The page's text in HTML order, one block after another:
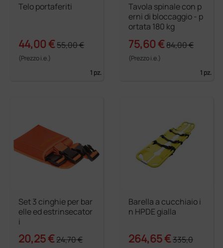
Telo portaferiti
44,00 €55,00 €
(Prezzo i.e.)
1 pz.
Tavola spinale con p
erni di bloccaggio - p
ortata 180 kg
75,60 €84,00 €
(Prezzo i.e.)
1 pz.
Set 3 cinghie per bar
elle ed estrinsecator
i
20,25 €24,70 €
Barella a cucchiaio i
n HPDE gialla
264,65 €335,0